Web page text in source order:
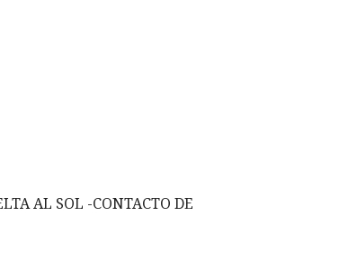
AL SOL -CONTACTO DE